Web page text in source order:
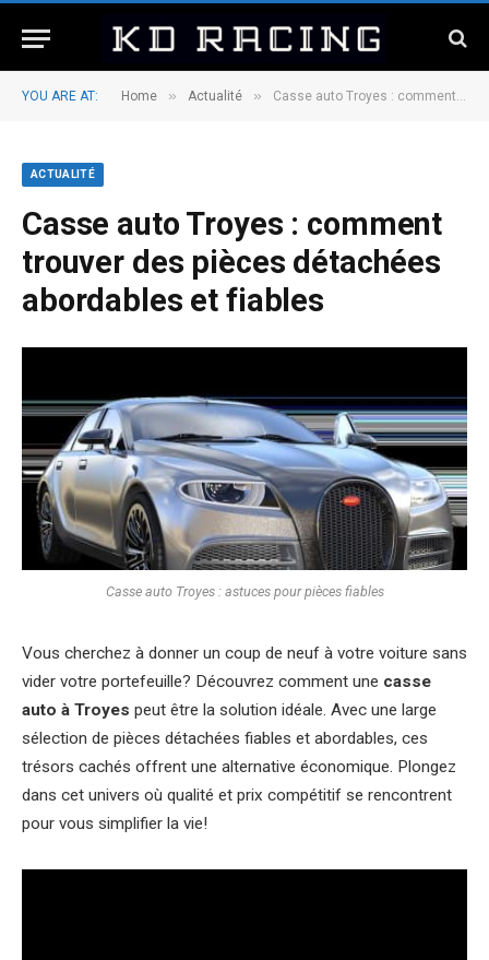
YOU ARE AT: Home » Actualité » Casse auto Troyes : comment trouver des pièces détachées abordables et fiables
ACTUALITÉ
Casse auto Troyes : comment
trouver des pièces détachées
abordables et fiables
Casse auto Troyes : astuces pour pièces fiables
Vous cherchez à donner un coup de neuf à votre voiture sans
vider votre portefeuille? Découvrez comment une casse
auto à Troyes peut être la solution idéale. Avec une large
sélection de pièces détachées fiables et abordables, ces
trésors cachés offrent une alternative économique. Plongez
dans cet univers où qualité et prix compétitif se rencontrent
pour vous simplifier la vie!